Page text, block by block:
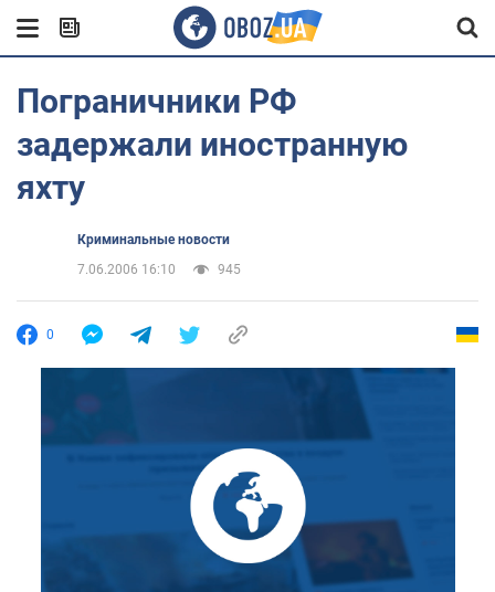
Пограничники РФ
задержали иностранную
яхту
Криминальные новости
7.06.2006 16:10
945
0